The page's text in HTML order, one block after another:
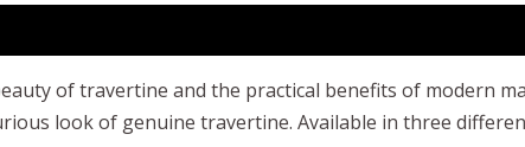
of travertine and the practical benefits of modern
look of genuine travertine. Available in three